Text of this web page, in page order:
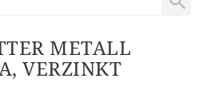
METALL
VERZINKT